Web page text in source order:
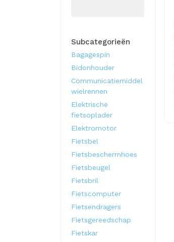
Subcategorieën
Bagagespin
Bidonhouder
Communicatiemiddel
wielrennen
Elektrische
fietsoplader
Elektromotor
Fietsbel
Fietsbeschermhoes
Fietsbeugel
Fietsbril
Fietscomputer
Fietsendragers
Fietsgereedschap
Fietskar